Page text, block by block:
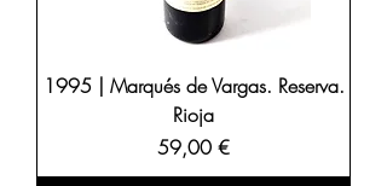
1995 | Marqués de Vargas. Reserva.
Rioja
Precio
59,00 €